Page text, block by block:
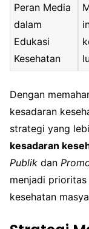
Peran Media
dalam
Edukasi
Kesehatan
Dengan
kesadaran
strategi yang
kesadaran
Publik dan
menjadi
kesehatan